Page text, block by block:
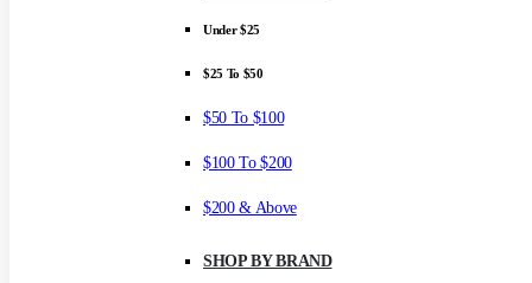
Under $25
$25 To $50
$50 To $100
$100 To $200
$200 & Above
SHOP BY BRAND